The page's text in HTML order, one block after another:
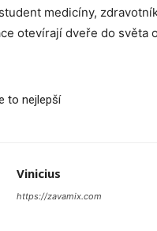
medicíny,
otevírají dveře do světa
to nejlepší
Vinicius
https://zavamix.com